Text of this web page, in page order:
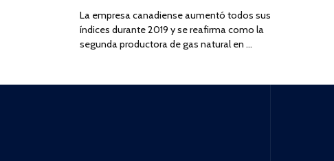
La empresa canadiense aumentó todos sus
índices durante 2019 y se reafirma como la
segunda productora de gas natural en …